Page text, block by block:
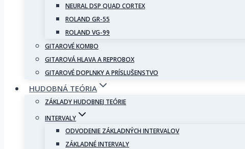
NEURAL DSP QUAD CORTEX
ROLAND GR-55
ROLAND VG-99
GITAROVÉ KOMBO
GITAROVÁ HLAVA A REPROBOX
GITAROVÉ DOPLNKY A PRÍSLUŠENSTVO
HUDOBNÁ TEÓRIA
ZÁKLADY HUDOBNEJ TEÓRIE
INTERVALY
ODVODENIE ZÁKLADNÝCH INTERVALOV
ZÁKLADNÉ INTERVALY